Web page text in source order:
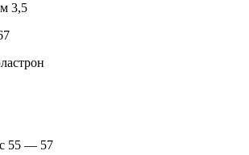
3,5
55 — 57